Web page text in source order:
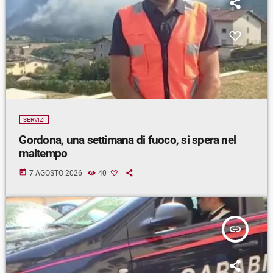
SERVIZI
Gordona, una settimana di fuoco, si spera nel
maltempo
today 7 AGOSTO 2026 40
insert_link